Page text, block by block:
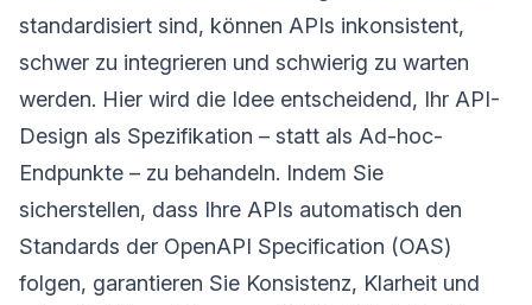
standardisiert sind, können APIs inkonsistent,
schwer zu integrieren und schwierig zu warten
werden. Hier wird die Idee entscheidend, Ihr API-
Design als Spezifikation – statt als Ad-hoc-
Endpunkte – zu behandeln. Indem Sie
sicherstellen, dass Ihre APIs automatisch den
Standards der OpenAPI Specification (OAS)
folgen, garantieren Sie Konsistenz, Klarheit und